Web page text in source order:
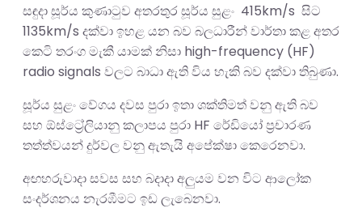
සඳුදා සූර්ය කුණාටුව අතරතුර සූර්ය සුළං 415km/s සිට
1135km/s දක්වා ඉහළ යන බව බලධාරීන් වාර්තා කළ අතර
කෙටි තරංග මැකී යාමක් නිසා high-frequency (HF)
radio signals වලට බාධා ඇති විය හැකි බව දක්වා තිබුණා.
සූර්ය සුළං වේගය දවස පුරා ඉතා ශක්තිමත් වනු ඇති බව
සහ ඕස්ට්‍රේලියානු කලාපය පුරා HF රේඩියෝ ප්‍රචාරණ
තත්ත්වයන් දුර්වල වනු ඇතැයි අපේක්ෂා කෙරෙනවා.
අඟහරුවාදා සවස සහ බදාදා අලුයම වන විට ආලෝක
සංදර්ශනය නැරඹීමට ඉඩ ලැබෙනවා.